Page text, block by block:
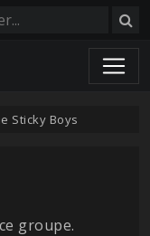
Sticky Boys
groupe.